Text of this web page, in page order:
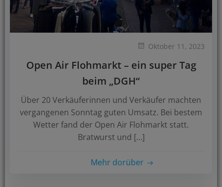
Oktober 11, 2023
Open Air Flohmarkt – ein super Tag
beim „DGH“
Über 20 Verkäuferinnen und Verkäufer machten
vergangenen Sonntag guten Umsatz. Bei bestem
Wetter fand der Open Air Flohmarkt statt.
Bratwurst und […]
Mehr dorüber